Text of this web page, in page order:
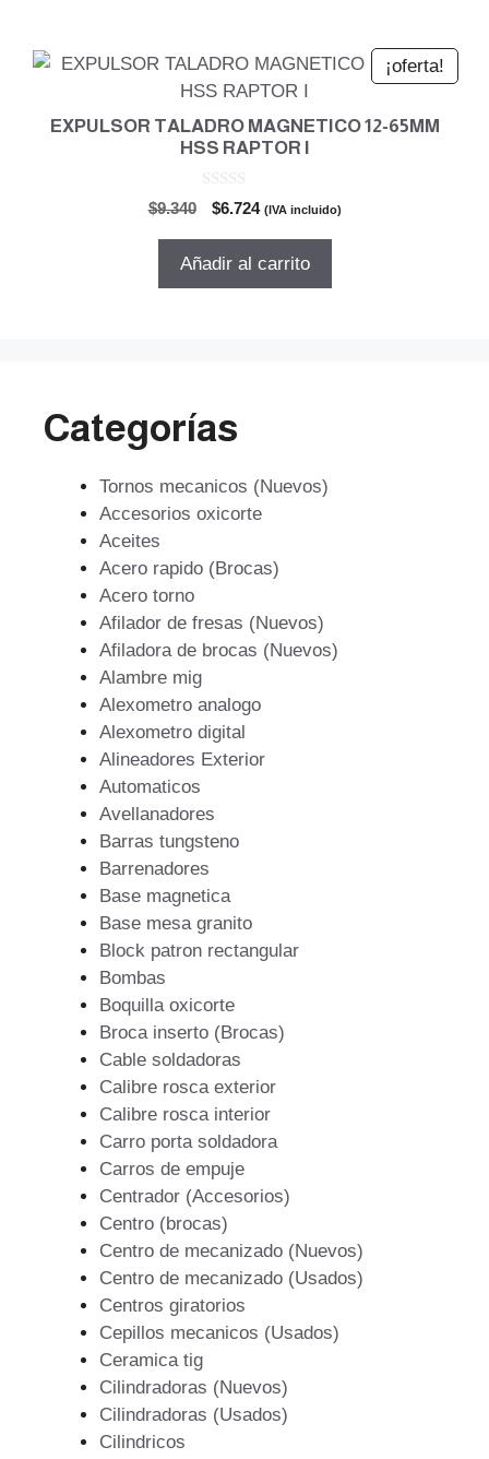
¡oferta!
EXPULSOR TALADRO MAGNETICO 12-65MM
HSS RAPTOR I
$9.340
El
original
$6.724El
actual
(IVA incluido)
Añadir al carrito
Categorías
Tornos mecanicos (Nuevos)
Accesorios oxicorte
Aceites
Acero rapido (Brocas)
Acero torno
Afilador de fresas (Nuevos)
Afiladora de brocas (Nuevos)
Alambre mig
Alexometro analogo
Alexometro digital
Alineadores Exterior
Automaticos
Avellanadores
Barras tungsteno
Barrenadores
Base magnetica
Base mesa granito
Block patron rectangular
Bombas
Boquilla oxicorte
Broca inserto (Brocas)
Cable soldadoras
Calibre rosca exterior
Calibre rosca interior
Carro porta soldadora
Carros de empuje
Centrador (Accesorios)
Centro (brocas)
Centro de mecanizado (Nuevos)
Centro de mecanizado (Usados)
Centros giratorios
Cepillos mecanicos (Usados)
Ceramica tig
Cilindradoras (Nuevos)
Cilindradoras (Usados)
Cilindricos